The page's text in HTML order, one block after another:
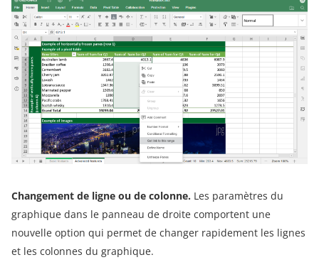
Changement de ligne ou de colonne. Les paramètres du
graphique dans le panneau de droite comportent une
nouvelle option qui permet de changer rapidement les lignes
et les colonnes du graphique.